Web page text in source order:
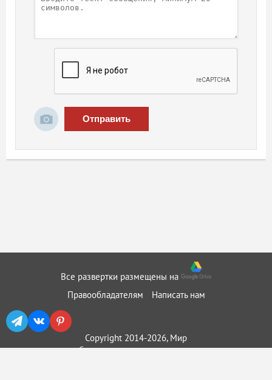
Отправить
Все развертки размещены на
Правообладателям
Написать нам
Copyright 2014-2026, Мир
бумажного моделирования ::